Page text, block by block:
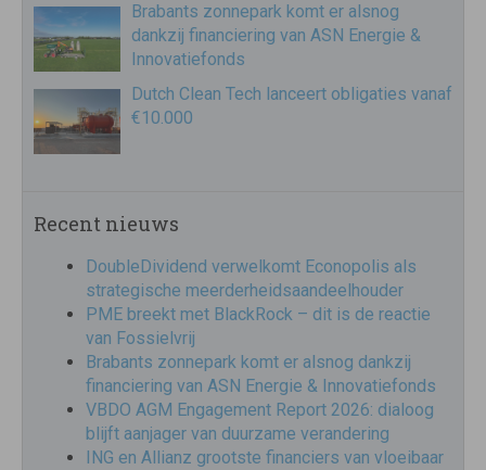
Brabants zonnepark komt er alsnog
dankzij financiering van ASN Energie &
Innovatiefonds
Dutch Clean Tech lanceert obligaties vanaf
€10.000
Recent nieuws
DoubleDividend verwelkomt Econopolis als
strategische meerderheidsaandeelhouder
PME breekt met BlackRock – dit is de reactie
van Fossielvrij
Brabants zonnepark komt er alsnog dankzij
financiering van ASN Energie & Innovatiefonds
VBDO AGM Engagement Report 2026: dialoog
blijft aanjager van duurzame verandering
ING en Allianz grootste financiers van vloeibaar